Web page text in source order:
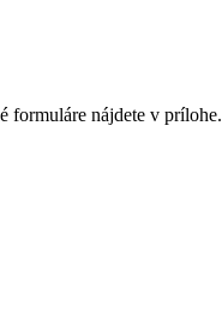
formuláre nájdete v prílohe.